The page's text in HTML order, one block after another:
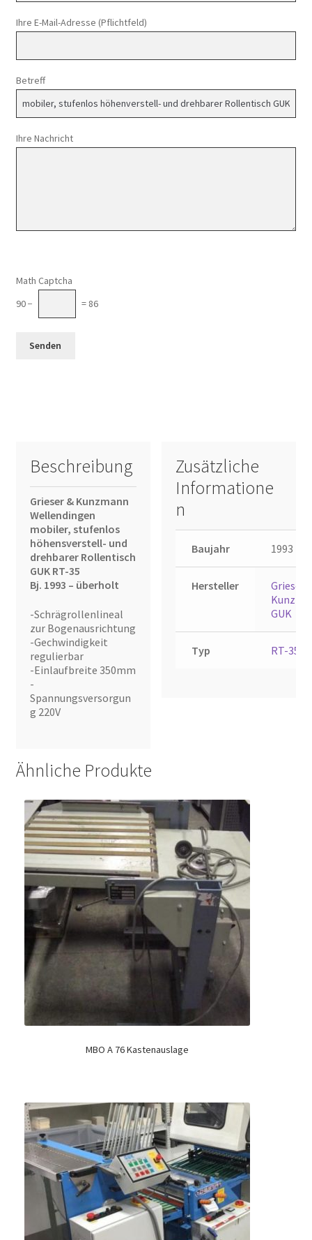
Ihre E-Mail-Adresse (Pflichtfeld)
Betreff
Ihre Nachricht
Math Captcha
90 −
= 86
Beschreibung
Grieser & Kunzmann
Wellendingen
mobiler, stufenlos
höhensverstell- und
drehbarer Rollentisch
GUK RT-35
Bj. 1993 – überholt
-Schrägrollenlineal
zur Bogenausrichtung
-Gechwindigkeit
regulierbar
-Einlaufbreite 350mm
-
Spannungsversorgun
g 220V
Zusätzliche
Informatione
n
Baujahr 1993
Hersteller
Grieser
GUK
Typ RT-35
Ähnliche Produkte
MBO A 76 Kastenauslage